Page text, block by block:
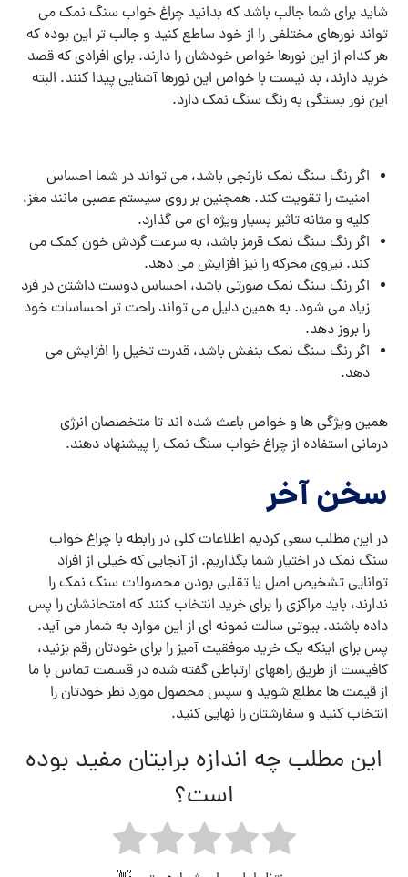
شاید برای شما جالب باشد که بدانید چراغ خواب سنگ نمک می
تواند نورهای مختلفی را از خود ساطع کنید و جالب تر این بوده که
هر کدام از این نورها خواص خودشان را دارند. برای افرادی که قصد
خرید دارند، بد نیست با خواص این نورها آشنایی پیدا کنند. البته
این نور بستگی به رنگ سنگ نمک دارد.
اگر رنگ سنگ نمک نارنجی باشد، می تواند در شما احساس
امنیت را تقویت کند. همچنین بر روی سیستم عصبی مانند مغز،
کلیه و مثانه تاثیر بسیار ویژه ای می گذارد.
اگر رنگ سنگ نمک قرمز باشد، به سرعت گردش خون کمک می
کند. نیروی محرکه را نیز افزایش می دهد.
اگر رنگ سنگ نمک صورتی باشد، احساس دوست داشتن در فرد
زیاد می شود. به همین دلیل می تواند راحت تر احساسات خود
را بروز دهد.
اگر رنگ سنگ نمک بنفش باشد، قدرت تخیل را افزایش می
دهد.
همین ویژگی ها و خواص باعث شده اند تا متخصصان انرژی
درمانی استفاده از چراغ خواب سنگ نمک را پیشنهاد دهند.
سخن آخر
در این مطلب سعی کردیم اطلاعات کلی در رابطه با چراغ خواب
سنگ نمک در اختیار شما بگذاریم. از آنجایی که خیلی از افراد
توانایی تشخیص اصل یا تقلبی بودن محصولات سنگ نمک را
ندارند، باید مراکزی را برای خرید انتخاب کنند که امتحانشان را پس
داده باشند. بیوتی سالت نمونه ای از این موارد به شمار می آید.
پس برای اینکه یک خرید موفقیت آمیز را برای خودتان رقم بزنید،
کافیست از طریق راههای ارتباطی گفته شده در قسمت تماس با ما
از قیمت ها مطلع شوید و سپس محصول مورد نظر خودتان را
انتخاب کنید و سفارشتان را نهایی کنید.
این مطلب چه اندازه برایتان مفید بوده
است؟